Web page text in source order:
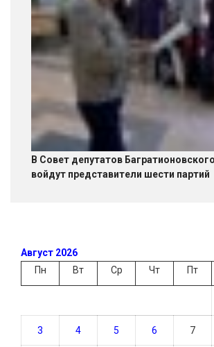
В Совет депутатов
войдут представители шести партий
Август 2026
Пн
Вт Ср Чт Пт
3 4 5 6 7